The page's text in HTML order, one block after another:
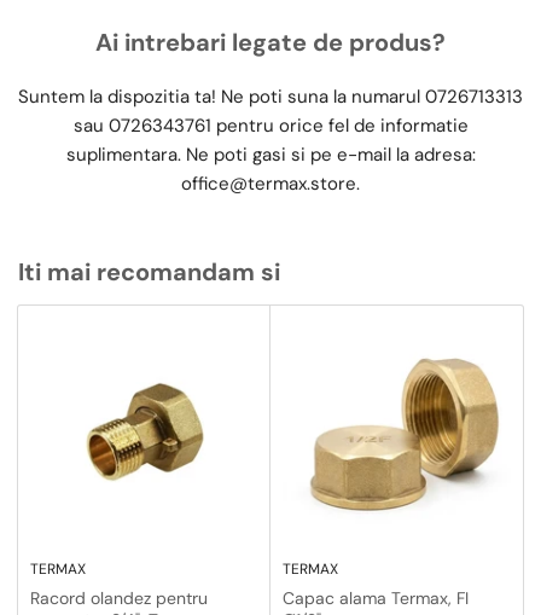
Ai intrebari legate de produs?
Suntem la dispozitia ta! Ne poti suna la numarul 0726713313
sau 0726343761 pentru orice fel de informatie
suplimentara. Ne poti gasi si pe e-mail la adresa:
office@termax.store.
Iti mai recomandam si
TERMAX
Racord olandez pentru
TERMAX
Capac alama Termax, FI